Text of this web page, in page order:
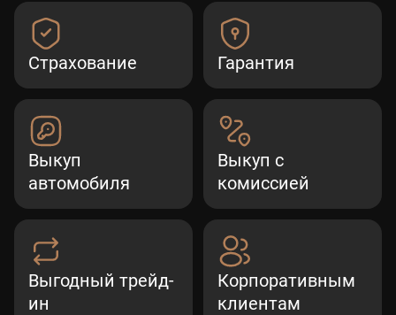
Страхование Гарантия
Выкуп
автомобиля
Выкуп с
комиссией
Выгодный трейд-
ин
Корпоративным
клиентам